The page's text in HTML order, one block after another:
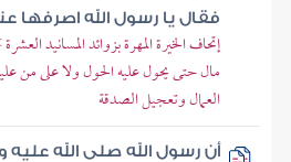
فقال يا رسول الله اصرفها
إتحاف الخيرة المهرة بزوائد المسانيد
مال حتى يحول عليه الحول ولا على من
العمال وتعجيل الصدقة
أن رسول الله صلى الله